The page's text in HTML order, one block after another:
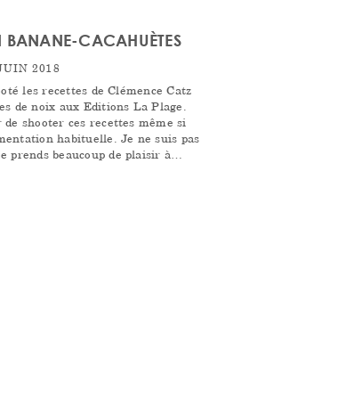
CACAHUÈTES
2018
les recettes de Clémence Catz
de noix aux Editions La Plage.
shooter ces recettes même si
habituelle. Je ne suis pas
prends beaucoup de plaisir à…